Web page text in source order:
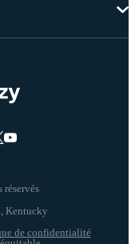
de confidentialité